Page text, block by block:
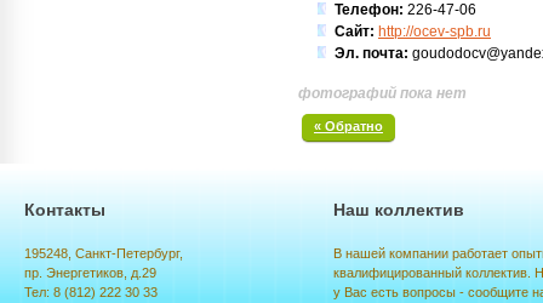
Телефон: 226-47-06
Сайт: http://ocev-spb.ru
Эл. почта:
фотографий пока нет
« Обратно
Контакты
195248, Санкт-Петербург,
пр. Энергетиков, д.29
Тел: 8 (812) 222 30 33
Наш коллектив
В нашей компании работает
квалифицированный коллектив.
у Вас есть вопросы - сообщите